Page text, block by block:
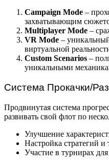
Campaign Mode –
захватывающим
Multiplayer Mode –
VR Mode –
виртуальной
Custom Scenarios –
уникальными
Система Прокачки/
Продвинутая система
развивать свой флот по
Улучшение
Настройка стратегий и
Участие в турнирах